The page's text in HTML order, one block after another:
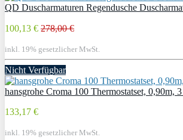
QD Duscharmaturen Regendusche
100,13 € 278,00 €
inkl. 19% gesetzlicher MwSt.
Nicht Verfügbar
hansgrohe Croma 100 Thermostatset, 0,90m,
133,17 €
inkl. 19% gesetzlicher MwSt.